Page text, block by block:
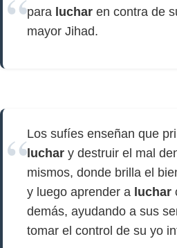
para luchar en contra de
mayor Jihad.
Los sufíes enseñan que
luchar y destruir el mal
mismos, donde brilla el
y luego aprender a luchar
demás, ayudando a sus
tomar el control de su yo